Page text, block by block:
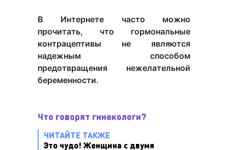
В Интернете часто можно
прочитать, что гормональные
контрацептивы не являются
надежным способом
предотвращения нежелательной
беременности.
Что говорят гинекологи?
ЧИТАЙТЕ ТАКЖЕ
Это чудо! Женщина с двумя